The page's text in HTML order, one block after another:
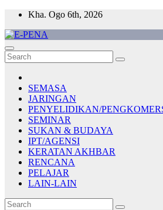
Skip
content
Kha. Ogo 6th, 2026
E-PENA
Berita Digital Terkini
SEMASA
JARINGAN
PENYELIDIKAN/
SEMINAR
SUKAN & BUDAYA
IPT/AGENSI
KERATAN AKHBAR
RENCANA
PELAJAR
LAIN-LAIN